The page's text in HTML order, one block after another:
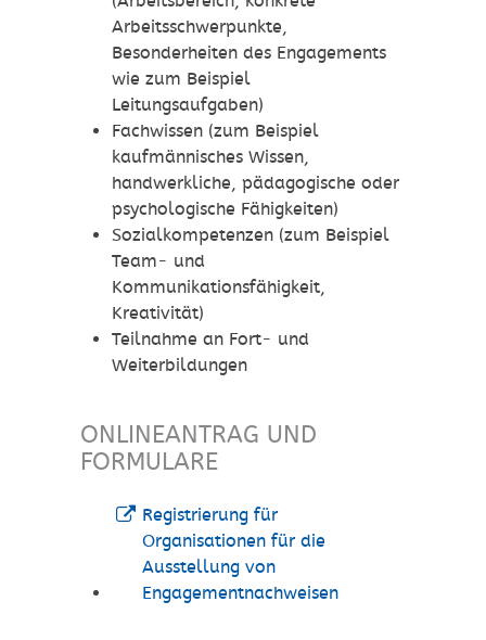
Arbeitsschwerpunkte,
Besonderheiten des Engagements
wie zum Beispiel
Leitungsaufgaben)
Fachwissen (zum Beispiel
kaufmännisches Wissen,
handwerkliche, pädagogische oder
psychologische Fähigkeiten)
Sozialkompetenzen (zum Beispiel
Team- und
Kommunikationsfähigkeit,
Kreativität)
Teilnahme an Fort- und
Weiterbildungen
ONLINEANTRAG UND
FORMULARE
Registrierung für
Organisationen für die
Ausstellung von
Engagementnachweisen